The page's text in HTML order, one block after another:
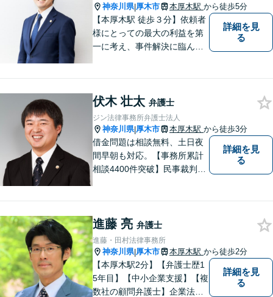
神奈川県|厚木市 本厚木駅 から徒歩5分
【本厚木駅 徒歩３分】依頼者
様にとっての最大の利益を第
一に考え、事件解決に臨んで
所を目指しております。
詳細を見
る
伏木 壮太 弁護士
ジン法律事務所弁護士法人
神奈川県|厚木市 本厚木駅 から徒歩3分
借金問題は相談無料、土日夜
間早朝も対応。【事務所累計
相談4400件突破】民事裁判／
詳細を見
る
進藤 亮 弁護士
進藤・田村法律事務所
神奈川県|厚木市 本厚木駅 から徒歩2分
【本厚木駅2分】【弁護士歴1
5年目】【中小企業支援】【複
数社の顧問弁護士】企業法
詳細を見
る